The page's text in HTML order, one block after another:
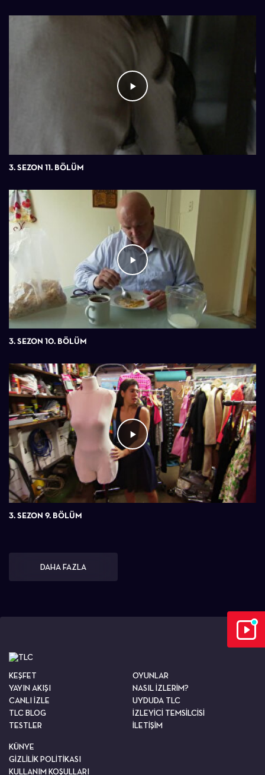
3. SEZON 11. BÖLÜM
3. SEZON 10. BÖLÜM
3. SEZON 9. BÖLÜM
DAHA FAZLA
KEŞFET
YAYIN AKIŞI
CANLI İZLE
TLC BLOG
TESTLER
OYUNLAR
NASIL İZLERİM?
UYDUDA TLC
İZLEYİCİ TEMSİLCİSİ
İLETİŞİM
KÜNYE
GİZLİLİK POLİTİKASI
KULLANIM KOŞULLARI